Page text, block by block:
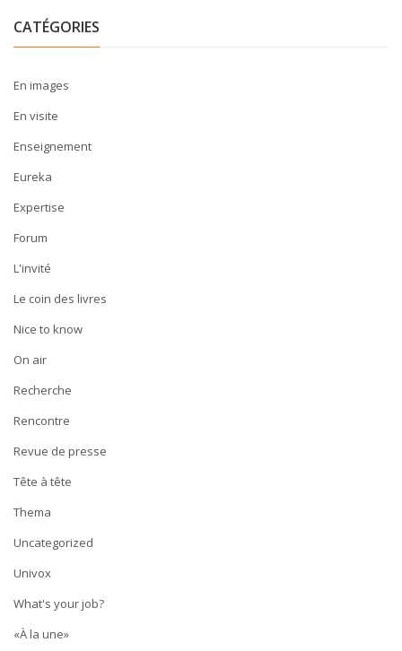
CATÉGORIES
En images
En visite
Enseignement
Eureka
Expertise
Forum
L'invité
Le coin des livres
Nice to know
On air
Recherche
Rencontre
Revue de presse
Tête à tête
Thema
Uncategorized
Univox
What's your job?
«À la une»